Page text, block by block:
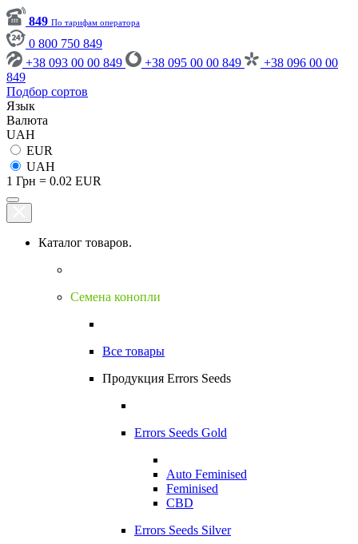
849 По тарифам оператора
0 800 750 849
+38 093 00 00 849
+38 095 00 00 849
+38 096 00 00
849
Подбор сортов
Язык
Валюта
UAH
EUR
UAH
1 Грн = 0.02 EUR
Каталог товаров.
Семена конопли
Все товары
Продукция Errors Seeds
Errors Seeds Gold
Auto Feminised
Feminised
CBD
Errors Seeds Silver